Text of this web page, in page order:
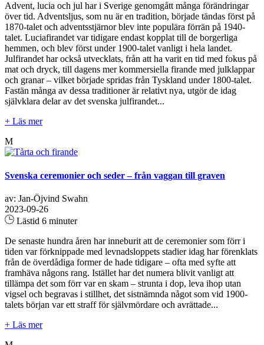
Advent, lucia och jul har i Sverige genomgått många förändringar
över tid. Adventsljus, som nu är en tradition, började tändas först på
1870-talet och adventsstjärnor blev inte populära förrän på 1940-
talet. Luciafirandet var tidigare endast kopplat till de borgerliga
hemmen, och blev först under 1900-talet vanligt i hela landet.
Julfirandet har också utvecklats, från att ha varit en tid med fokus på
mat och dryck, till dagens mer kommersiella firande med julklappar
och granar – vilket började spridas från Tyskland under 1800-talet.
Fastän många av dessa traditioner är relativt nya, utgör de idag
självklara delar av det svenska julfirandet...
+ Läs mer
M
Svenska ceremonier och seder – från vaggan till graven
av: Jan-Öjvind Swahn
2023-09-26
Lästid 6 minuter
De senaste hundra åren har inneburit att de ceremonier som förr i
tiden var förknippade med levnadsloppets stadier idag har förenklats
från de överdådiga former de hade tidigare – ofta med syfte att
framhäva någons rang. Istället har det numera blivit vanligt att
tillämpa det som förr var en skam – strunta i dop, leva ihop utan
vigsel och begravas i stillhet, det sistnämnda något som vid 1900-
talets början var ett straff för självmördare och avrättade...
+ Läs mer